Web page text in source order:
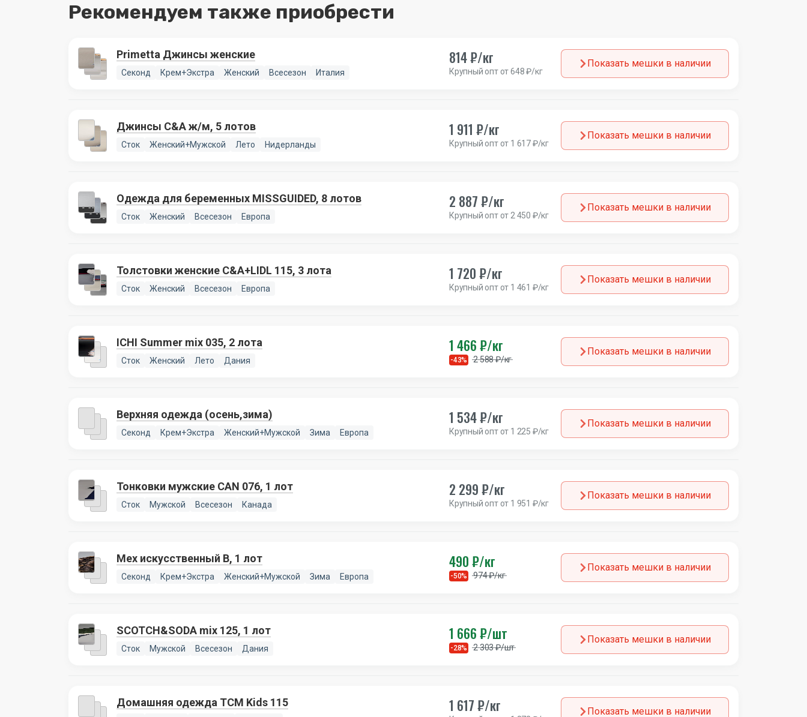
Рекомендуем также приобрести
Primetta Джинсы женские
Секонд Крем+Экстра Женский Всесезон Италия
814 ₽/кг
Крупный опт от 648 ₽/кг
Показать мешки в наличии
Джинсы C&A ж/м, 5 лотов
Сток Женский+Мужской Лето Нидерланды
1 911 ₽/кг
Крупный опт от 1 617 ₽/кг
Показать мешки в наличии
Одежда для беременных MISSGUIDED, 8 лотов
Сток Женский Всесезон Европа
2 887 ₽/кг
Крупный опт от 2 450 ₽/кг
Показать мешки в наличии
Толстовки женские C&A+LIDL 115, 3 лота
Сток Женский Всесезон Европа
1 720 ₽/кг
Крупный опт от 1 461 ₽/кг
Показать мешки в наличии
ICHI Summer mix 035, 2 лота
Сток Женский Лето Дания
1 466 ₽/кг
-43% 2 588 ₽/кг
Показать мешки в наличии
Верхняя одежда (осень,зима)
Секонд Крем+Экстра Женский+Мужской Зима Европа
1 534 ₽/кг
Крупный опт от 1 225 ₽/кг
Показать мешки в наличии
Тонковки мужские CAN 076, 1 лот
Сток Мужской Всесезон Канада
2 299 ₽/кг
Крупный опт от 1 951 ₽/кг
Показать мешки в наличии
Мех искусственный В, 1 лот
Секонд Крем+Экстра Женский+Мужской Зима Европа
490 ₽/кг
-50% 974 ₽/кг
Показать мешки в наличии
SCOTCH&SODA mix 125, 1 лот
Сток Мужской Всесезон Дания
1 666 ₽/шт
-28% 2 303 ₽/шт
Показать мешки в наличии
Домашняя одежда TCM Kids 115 1 617 ₽/кг Показать мешки в наличии